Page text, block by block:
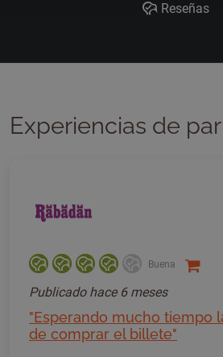
Reseñas
Experiencias de
Buena
Publicado hace 6 meses
"Esperando mucho tiempo
de comprar el billete"